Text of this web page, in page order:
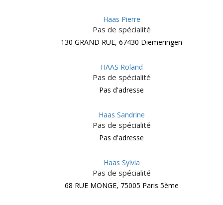
Haas Pierre
Pas de spécialité
130 GRAND RUE, 67430 Diemeringen
HAAS Roland
Pas de spécialité
Pas d'adresse
Haas Sandrine
Pas de spécialité
Pas d'adresse
Haas Sylvia
Pas de spécialité
68 RUE MONGE, 75005 Paris 5ème